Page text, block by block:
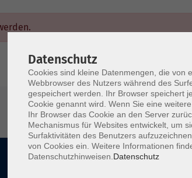
Impressum
Datenschutz
Cookies sind kleine Datenmengen, die von
Webbrowser des Nutzers während des
gespeichert werden. Ihr Browser speichert
Cookie genannt wird. Wenn Sie eine
Ihr Browser das Cookie an den Server
Mechanismus für Websites entwickelt, um
Surfaktivitäten des Benutzers
von Cookies ein. Weitere Informationen
Datenschutzhinweisen. Datenschutz